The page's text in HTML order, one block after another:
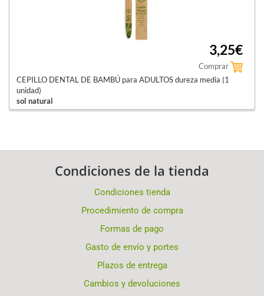
3,25€
Comprar
CEPILLO DENTAL DE BAMBÚ para ADULTOS dureza media (1
unidad)
sol natural
Condiciones de la tienda
Condiciones tienda
Procedimiento de compra
Formas de pago
Gasto de envío y portes
Plazos de entrega
Cambios y devoluciones